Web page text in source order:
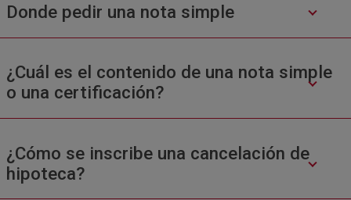
Donde pedir una nota simple
¿Cuál es el contenido de una nota simple
o una certificación?
¿Cómo se inscribe una cancelación de
hipoteca?